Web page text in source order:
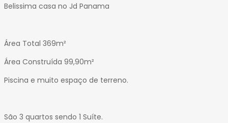
Belissima casa no Jd Panama
Área Total 369m²
Área Construída 99,90m²
Piscina e muito espaço de terreno.
São 3 quartos sendo 1 Suíte.